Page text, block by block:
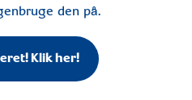
den på.
Klik her!